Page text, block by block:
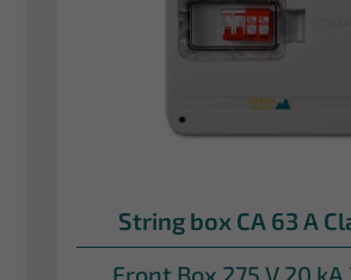
String box CA 63 A
Front Box 275 V 20 kA